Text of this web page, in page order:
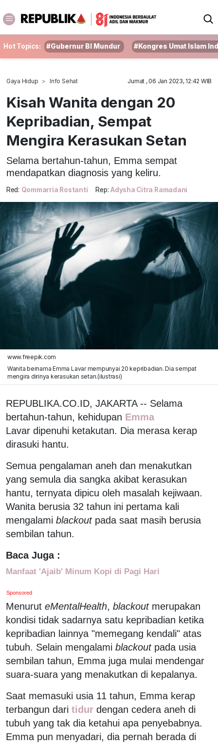
Hot Topics: #Gubernur BI Mundur #Kongres Umat Islam
Gaya Hidup Info Sehat Jumat , 06 Jan 2023, 12:42 WIB
Kisah Wanita dengan 20
Kepribadian, Sempat
Mengira Kerasukan Setan
Selama bertahun-tahun, Emma sempat
mendapatkan diagnosis yang keliru.
Red: Qommarria Rostanti Rep: Adysha Citra Ramadani
www.freepik.com
Wanita bernama Emma Lavar mempunyai 20 kepribadian. Dia sempat
mengira dirinya kerasukan setan.(ilustrasi)
REPUBLIKA.CO.ID, JAKARTA -- Selama
bertahun-tahun, kehidupan Emma
Lavar dipenuhi ketakutan. Dia merasa kerap
dirasuki hantu.
Semua pengalaman aneh dan menakutkan
yang semula dia sangka akibat kerasukan
hantu, ternyata dipicu oleh masalah kejiwaan.
Wanita berusia 32 tahun ini pertama kali
mengalami blackoutpada saat masih berusia
sembilan tahun.
Baca Juga :
Manfaat 'Ajaib' Minum Kopi di Pagi Hari
Sponsored
Menurut eMentalHealth, blackoutmerupakan
kondisi tidak sadarnya satu kepribadian ketika
kepribadian lainnya "memegang kendali" atas
tubuh. Selain mengalami blackout pada usia
sembilan tahun, Emma juga mulai mendengar
suara-suara yang menakutkan di kepalanya.
Saat memasuki usia 11 tahun, Emma kerap
terbangun dari tidur dengan cedera aneh di
tubuh yang tak dia ketahui apa penyebabnya.
Emma pun menyadari, dia pernah berada di